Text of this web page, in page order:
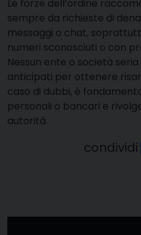
Le forze dell’ordine
sempre da richieste di
messaggi o chat,
numeri sconosciuti o con
Nessun ente o società
anticipati per ottenere
caso di dubbi, è
personali o bancari e
autorità.
condividi